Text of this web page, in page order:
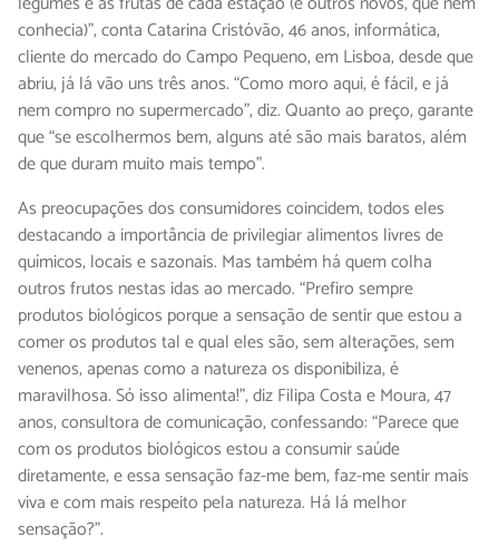
conhecia)”, conta Catarina Cristóvão, 46 anos, informática,
cliente do mercado do Campo Pequeno, em Lisboa, desde que
abriu, já lá vão uns três anos. “Como moro aqui, é fácil, e já
nem compro no supermercado”, diz. Quanto ao preço, garante
que “se escolhermos bem, alguns até são mais baratos, além
de que duram muito mais tempo”.
As preocupações dos consumidores coincidem, todos eles
destacando a importância de privilegiar alimentos livres de
químicos, locais e sazonais. Mas também há quem colha
outros frutos nestas idas ao mercado. “Prefiro sempre
produtos biológicos porque a sensação de sentir que estou a
comer os produtos tal e qual eles são, sem alterações, sem
venenos, apenas como a natureza os disponibiliza, é
maravilhosa. Só isso alimenta!”, diz Filipa Costa e Moura, 47
anos, consultora de comunicação, confessando: “Parece que
com os produtos biológicos estou a consumir saúde
diretamente, e essa sensação faz-me bem, faz-me sentir mais
viva e com mais respeito pela natureza. Há lá melhor
sensação?”.